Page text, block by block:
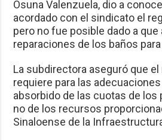
Osuna Valenzuela, dio a
acordado con el sindicato el
pero no fue posible dado a
reparaciones de los baños
La subdirectora aseguró que
requiere para las
absorbido de las cuotas de los
no de los recursos
Sinaloense de la